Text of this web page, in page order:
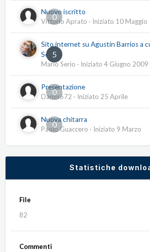
0
Nuovo iscritto
Vittorio Aprato · Iniziato 10 Maggio
5
Sito internet su Agustín Barrios a
Serio
Mario Serio · Iniziato 4 Giugno 2009
0
Presentazione
Damis672 · Iniziato 25 Aprile
0
Nuova chitarra
Paolo Guaccero · Iniziato 9 Marzo
Statistiche
File
82
Commenti